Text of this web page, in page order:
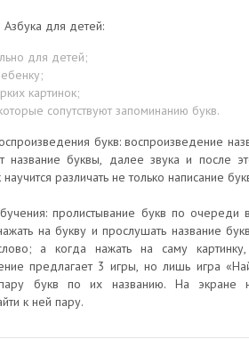
для детей:
для детей;
картинок;
сопутствуют запоминанию букв.
букв: воспроизведение
название буквы, далее звука и после
различать не только написание
пролистывание букв по очереди
на букву и прослушать название
а когда нажать на саму
предлагает 3 игры, но лишь игра
букв по их названию. На экране
к ней пару.